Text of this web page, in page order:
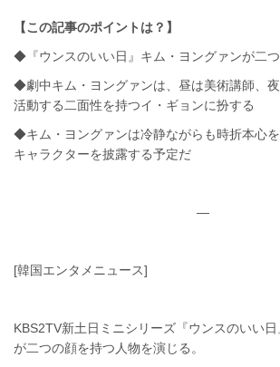
【この記事のポイントは？】
◆『ウンスのいい日』キム・ヨングァンが二
◆劇中キム・ヨングァンは、昼は美術講師、
活動する二面性を持つイ・ギョンに扮する
◆キム・ヨングァンは冷静ながらも時折本心
キャラクターを披露する予定だ
—
[韓国エンタメニュース]
KBS2TV新土日ミニシリーズ『ウンスのいい
が二つの顔を持つ人物を演じる。